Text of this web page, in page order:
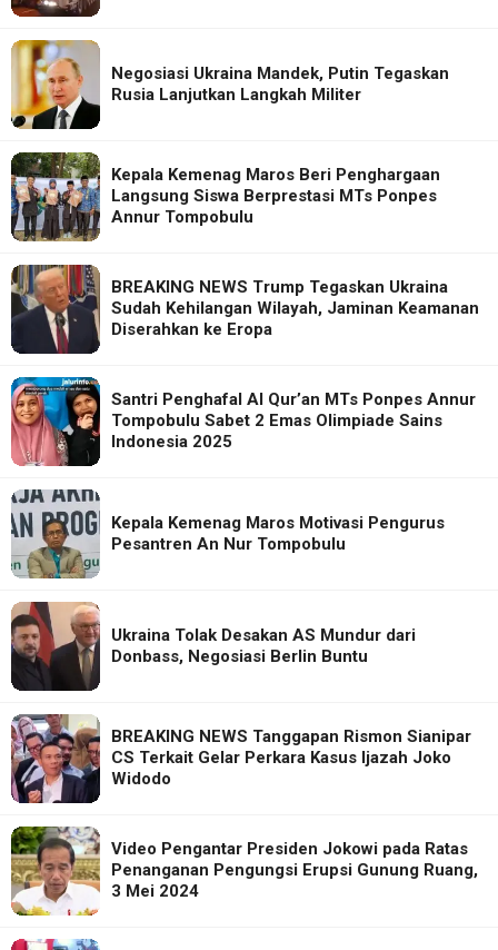
Negosiasi Ukraina Mandek, Putin Tegaskan
Rusia Lanjutkan Langkah Militer
Kepala Kemenag Maros Beri Penghargaan
Langsung Siswa Berprestasi MTs Ponpes
Annur Tompobulu
BREAKING NEWS Trump Tegaskan Ukraina
Sudah Kehilangan Wilayah, Jaminan Keamanan
Diserahkan ke Eropa
Santri Penghafal Al Qur’an MTs Ponpes Annur
Tompobulu Sabet 2 Emas Olimpiade Sains
Indonesia 2025
Kepala Kemenag Maros Motivasi Pengurus
Pesantren An Nur Tompobulu
Ukraina Tolak Desakan AS Mundur dari
Donbass, Negosiasi Berlin Buntu
BREAKING NEWS Tanggapan Rismon Sianipar
CS Terkait Gelar Perkara Kasus Ijazah Joko
Widodo
Video Pengantar Presiden Jokowi pada Ratas
Penanganan Pengungsi Erupsi Gunung Ruang,
3 Mei 2024